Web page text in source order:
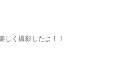
しく撮影したよ！！